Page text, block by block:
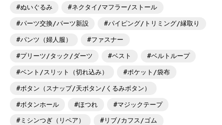
ぬいぐるみ ネクタイ/マフラー/ストール
パーツ交換/パーツ新設 パイピング/トリミング/縁取り
パンツ（婦人服） ファスナー
プリーツ/タック/ダーツ ベスト ベルトループ
ベント/スリット（切れ込み） ポケット/袋布
ボタン（スナップ/天ボタン/くるみボタン）
ボタンホール ほつれ マジックテープ
ミシンつぎ（リペア） リブ/カフス/ゴム